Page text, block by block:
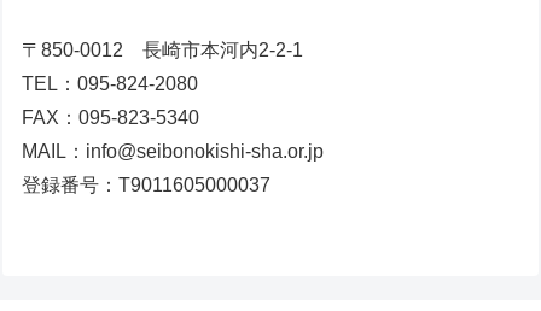
〒850-0012 長崎市本河内2-2-1
TEL：095-824-2080
FAX：095-823-5340
MAIL：info@seibonokishi-sha.or.jp
登録番号：T9011605000037